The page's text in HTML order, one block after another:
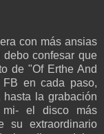
con más ansias
debo confesar que
de "Of Erthe And
en cada paso,
la grabación
mi- el disco más
su extraordinario